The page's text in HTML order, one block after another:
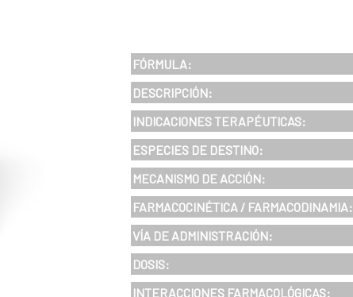
FÓRMULA:
DESCRIPCIÓN:
INDICACIONES TERAPÉUTICAS:
ESPECIES DE DESTINO:
MECANISMO DE ACCIÓN:
FARMACOCINÉTICA / FARMACODINAMIA:
VÍA DE ADMINISTRACIÓN:
DOSIS:
INTERACCIONES FARMACOLÓGICAS: